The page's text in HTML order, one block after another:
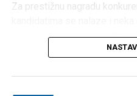
Za prestižnu nagradu
fudbala, poputLionela
Erlinga Haalanda, Judea
Shomurodova, Wilsona